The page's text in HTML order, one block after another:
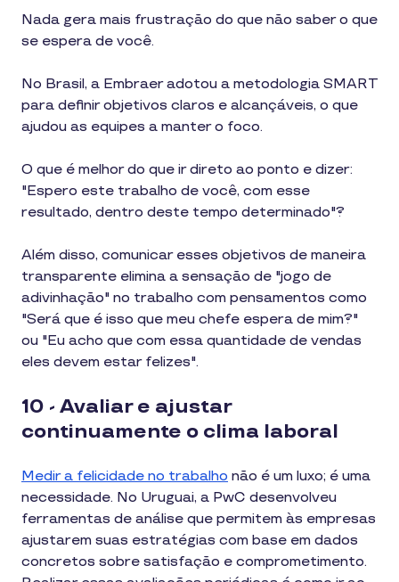
Nada gera mais frustração do que não saber o que
se espera de você.
No Brasil, a Embraer adotou a metodologia SMART
para definir objetivos claros e alcançáveis, o que
ajudou as equipes a manter o foco.
O que é melhor do que ir direto ao ponto e dizer:
"Espero este trabalho de você, com esse
resultado, dentro deste tempo determinado"?
Além disso, comunicar esses objetivos de maneira
transparente elimina a sensação de "jogo de
adivinhação" no trabalho com pensamentos como
"Será que é isso que meu chefe espera de mim?"
ou "Eu acho que com essa quantidade de vendas
eles devem estar felizes".
10 - Avaliar e ajustar
continuamente o clima laboral
Medir a felicidade no trabalho não é um luxo; é uma
necessidade. No Uruguai, a PwC desenvolveu
ferramentas de análise que permitem às empresas
ajustarem suas estratégias com base em dados
concretos sobre satisfação e comprometimento.